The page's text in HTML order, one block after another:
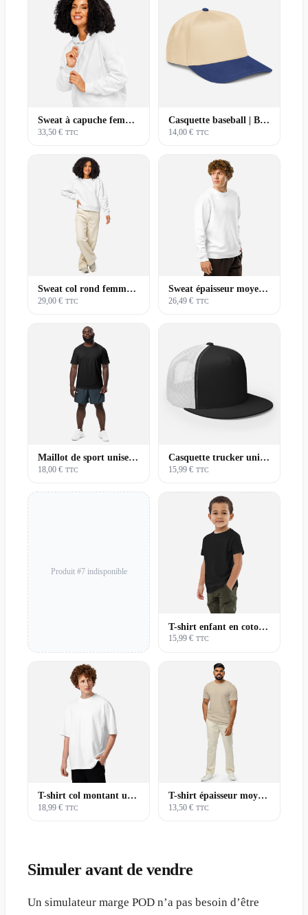
Sweat à capuche femme | Premium
33,50 € TTC
Casquette baseball | Basique
14,00 € TTC
Sweat col rond femme | Premium
29,00 € TTC
Sweat épaisseur moyenne unisexe | Basique
26,49 € TTC
Maillot de sport unisexe | Basique
18,00 € TTC
Casquette trucker unisexe | Premium
15,99 € TTC
Produit #7 indisponible
T-shirt enfant en coton | Premium
15,99 € TTC
T-shirt col montant unisexe | Premium
18,99 € TTC
T-shirt épaisseur moyenne unisexe | Basique
13,50 € TTC
Simuler avant de vendre
Un simulateur marge POD n’a pas besoin d’être